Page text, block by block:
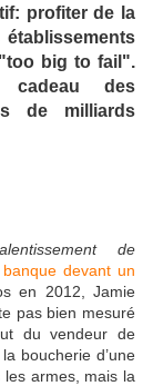
profiter de la
big to fail".
cadeau des
de milliards
de
devant un
en 2012, Jamie
pas bien mesuré
du vendeur de
boucherie d’une
armes, mais la